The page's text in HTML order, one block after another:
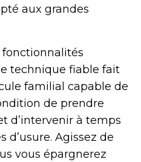
aux grandes
technique fiable fait
familial capable de
de prendre
d’intervenir à temps
d’usure. Agissez de
vous épargnerez